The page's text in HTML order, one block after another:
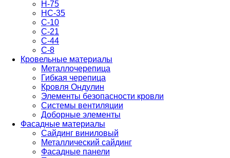
Н-75
НС-35
С-10
С-21
С-44
С-8
Кровельные материалы
Металлочерепица
Гибкая черепица
Кровля Ондулин
Элементы безопасности кровли
Системы вентиляции
Доборные элементы
Фасадные материалы
Сайдинг виниловый
Металлический сайдинг
Фасадные панели